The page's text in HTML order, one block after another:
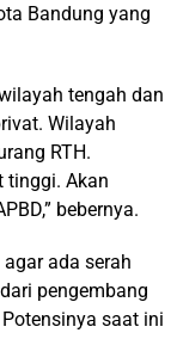
Bandung yang
tengah dan
Wilayah
RTH.
tinggi. Akan
bebernya.
ada serah
pengembang
saat ini